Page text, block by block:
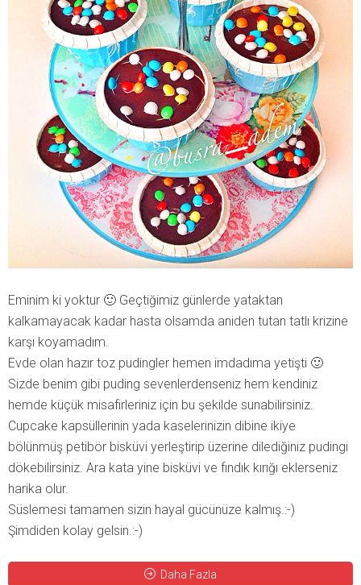
Eminim ki yoktur 🙂 Geçtiğimiz günlerde yataktan
kalkamayacak kadar hasta olsamda aniden tutan tatlı krizine
karşı koyamadım.
Evde olan hazır toz pudingler hemen imdadıma yetişti 🙂
Sizde benim gibi puding sevenlerdenseniz hem kendiniz
hemde küçük misafirleriniz için bu şekilde sunabilirsiniz.
Cupcake kapsüllerinin yada kaselerinizin dibine ikiye
bölünmüş petibör bisküvi yerleştirip üzerine dilediğiniz pudingi
dökebilirsiniz. Ara kata yine bisküvi ve fındık kırığı eklerseniz
harika olur.
Süslemesi tamamen sizin hayal gücünüze kalmış.:-)
Şimdiden kolay gelsin.:-)
Daha Fazla